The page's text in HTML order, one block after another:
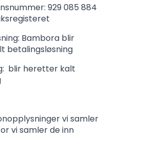
929 085 884
Bambora blir
betalingsløsning
blir heretter kalt
vi samler
vi samler de inn